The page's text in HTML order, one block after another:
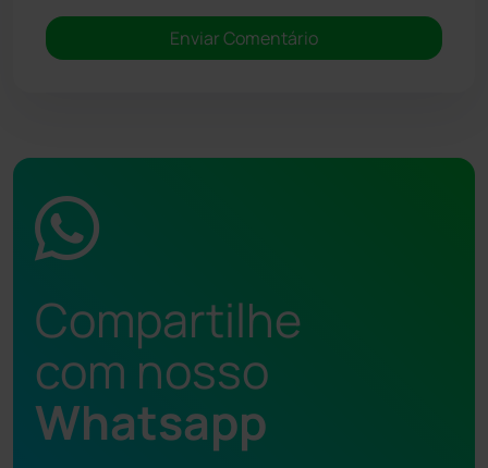
Compartilhe
com nosso
Whatsapp